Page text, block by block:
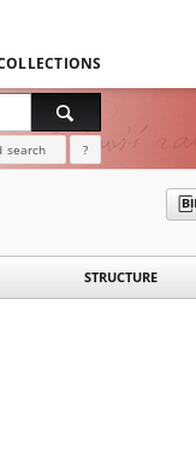
search ?
STRUCTURE